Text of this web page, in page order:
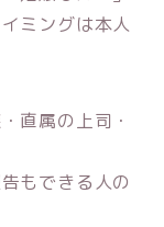
ミングは本人
直属の上司・
もできる人の